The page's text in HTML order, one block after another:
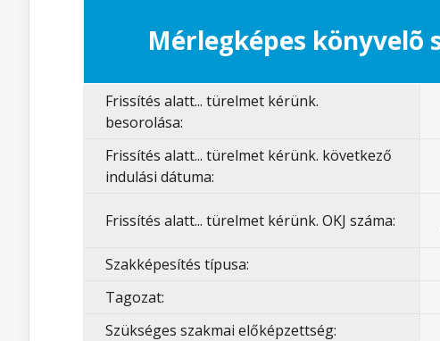
Mérlegképes könyvelõ
Frissítés alatt... türelmet kérünk.
besorolása:
Frissítés alatt... türelmet kérünk. következő
indulási dátuma:
Frissítés alatt... türelmet kérünk. OKJ száma:
Szakképesítés típusa:
Tagozat:
Szükséges szakmai előképzettség: